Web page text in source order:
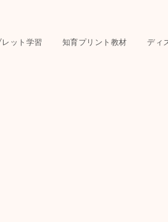
ット学習 知育プリント教材 ディ